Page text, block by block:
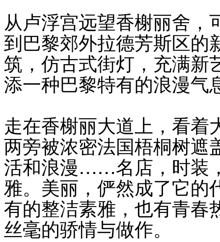
从卢浮宫远望香榭丽舍
到巴黎郊外拉德芳斯区的
筑，仿古式街灯，充满新
添一种巴黎特有的浪漫气
走在香榭丽大道上，看着
两旁被浓密法国梧桐树遮
活和浪漫……名店，时装
雅。美丽，俨然成了它的
有的整洁素雅，也有青春
丝毫的骄情与做作。